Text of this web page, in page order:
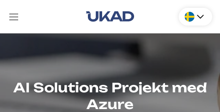
AI Solutions Projekt med
Azure